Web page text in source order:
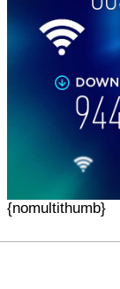
{nomultithumb}